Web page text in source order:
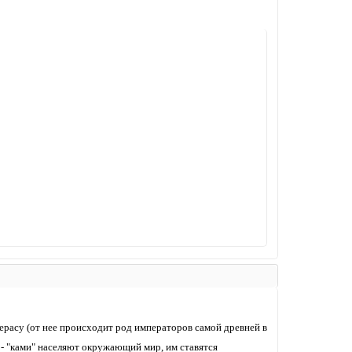
(от нее происходит род императоров самой древней в
"ками" населяют окружающий мир, им ставятся